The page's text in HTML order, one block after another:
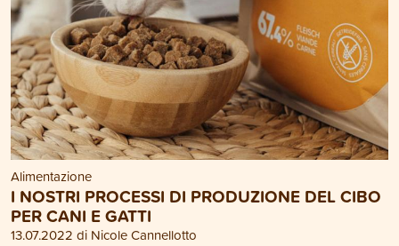
Alimentazione
I NOSTRI PROCESSI DI PRODUZIONE DEL CIBO
PER CANI E GATTI
13.07.2022 di Nicole Cannellotto